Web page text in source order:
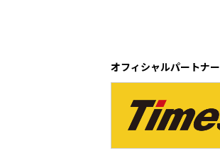
オフィシャルパートナー